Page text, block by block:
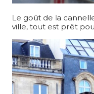
Le goût de la
ville, tout est prêt